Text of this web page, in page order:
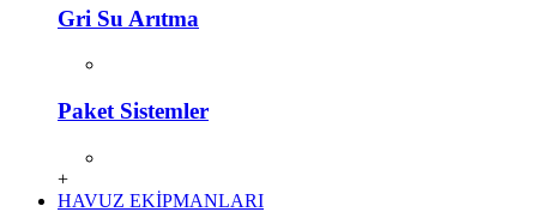
Gri Su Arıtma
Paket Sistemler
+
HAVUZ EKİPMANLARI